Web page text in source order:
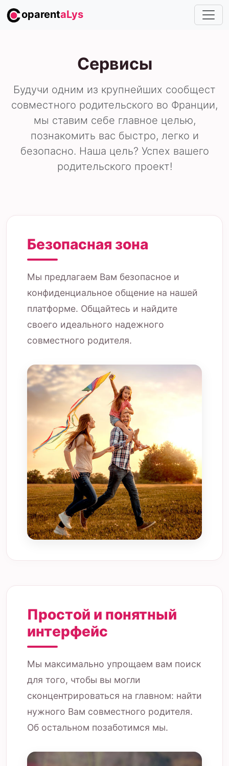
oparentaLys
Сервисы
Будучи одним из крупнейших сообщест
совместного родительского во Франции,
мы ставим себе главное целью,
познакомить вас быстро, легко и
безопасно. Наша цель? Успех вашего
родительского проект!
Безопасная зона
Мы предлагаем Вам безопасное и
конфиденциальное общение на нашей
платформе. Общайтесь и найдите
своего идеального надежного
совместного родителя.
Простой и понятный
интерфейс
Мы максимально упрощаем вам поиск
для того, чтобы вы могли
сконцентрироваться на главном: найти
нужного Вам совместного родителя.
Об остальном позаботимся мы.